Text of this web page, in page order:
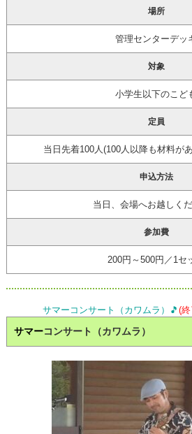
場所
管理センターデッ
対象
小学生以下のこど
定員
当日先着100人(100人以降も材料が
申込方法
当日、会場へお越しくだ
参加費
200円～500円／1セ
サマーコンサート（カワムラ）🎵(
サマーコンサート（カワムラ）